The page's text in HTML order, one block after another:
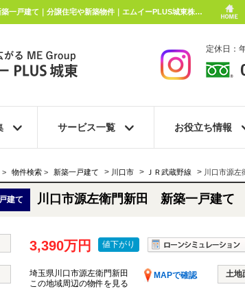
川口市源左衛門新田 新築一戸建て 全２棟 埼玉県川口市源左衛門新田 ｜3,390万円の新築一戸建て｜分譲住宅や新築物件｜エムイーPLUS城東株式会社
定休日：
サービス一覧 お役立ち情報
> 物件検索 > 新築一戸建て > 川口市 > ＪＲ武蔵野線 > 川口市源
建て 川口市源左衛門新田 新築一戸建て
3,390万円 値下がり
埼玉県川口市源左衛門新田
MAPで確認
この地域周辺の物件を見る
土地